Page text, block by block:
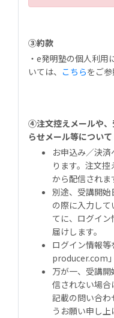
③約款
・e発明塾の個人利用
いては、 こちらをご
④注文控えメールや、
らせメール等について
お申込み／決
ります。注文
から配信されま
別途、受講開
の際に入力し
てに、ログイ
届けします。
ログイン情報
producer.com
万が一、受講
信されない場
記載の問い合わ
うお願い申し上